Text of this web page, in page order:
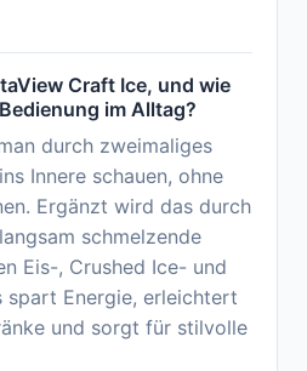
Craft Ice, und wie
im Alltag?
durch zweimaliges
Innere schauen, ohne
Ergänzt wird das durch
schmelzende
Eis-, Crushed Ice- und
spart Energie, erleichtert
und sorgt für stilvolle